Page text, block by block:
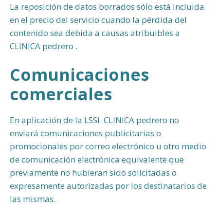
La reposición de datos borrados sólo está incluida
en el precio del servicio cuando la pérdida del
contenido sea debida a causas atribuibles a
CLINICA pedrero .
Comunicaciones
comerciales
En aplicación de la LSSI. CLINICA pedrero no
enviará comunicaciones publicitarias o
promocionales por correo electrónico u otro medio
de comunicación electrónica equivalente que
previamente no hubieran sido solicitadas o
expresamente autorizadas por los destinatarios de
las mismas.